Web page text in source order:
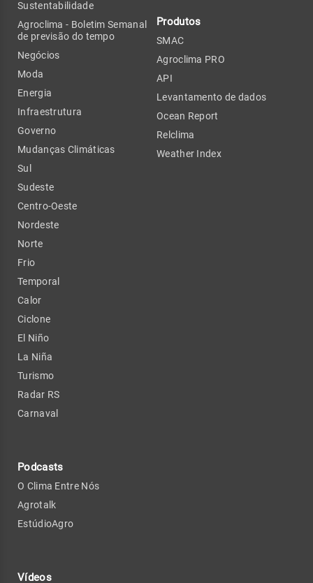
Sustentabilidade
Agroclima - Boletim Semanal
de previsão do tempo
Negócios
Moda
Energia
Infraestrutura
Governo
Mudanças Climáticas
Sul
Sudeste
Centro-Oeste
Nordeste
Norte
Frio
Temporal
Calor
Ciclone
El Niño
La Niña
Turismo
Radar RS
Carnaval
Podcasts
O Clima Entre Nós
Agrotalk
EstúdioAgro
Vídeos
Produtos
SMAC
Agroclima PRO
API
Levantamento de dados
Ocean Report
Relclima
Weather Index